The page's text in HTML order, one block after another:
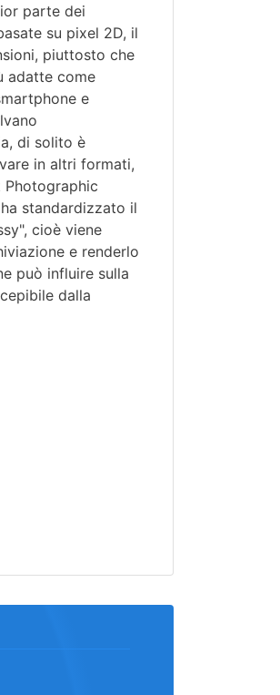
parte dei
su pixel 2D, il
piuttosto che
adatte come
e
di solito è
in altri formati,
Photographic
standardizzato il
cioè viene
e renderlo
può influire sulla
dalla